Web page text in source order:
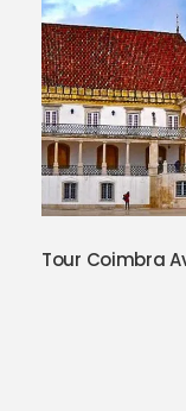
Tour Coimbra